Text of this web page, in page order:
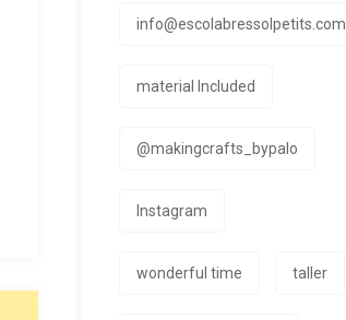
info@escolabressolpetits.com
material Included
@makingcrafts_bypalo
Instagram
wonderful time taller